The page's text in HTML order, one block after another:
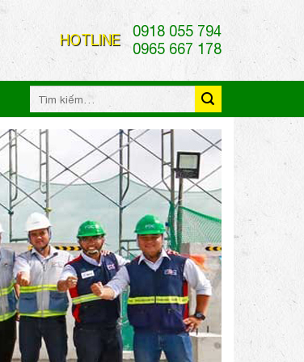
HOTLINE
0918 055 794
0965 667 178